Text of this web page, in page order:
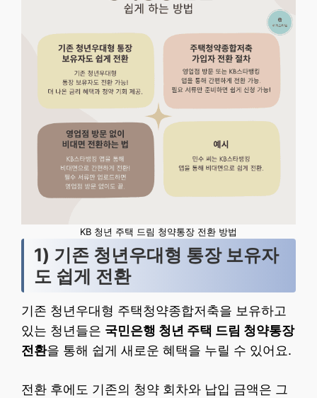
KB 청년 주택 드림 청약통장 전환 방법
1) 기존 청년우대형 통장 보유자
도 쉽게 전환
기존 청년우대형 주택청약종합저축을 보유하고
있는 청년들은 국민은행 청년 주택 드림 청약통장
전환을 통해 쉽게 새로운 혜택을 누릴 수 있어요.
전환 후에도 기존의 청약 회차와 납입 금액은 그